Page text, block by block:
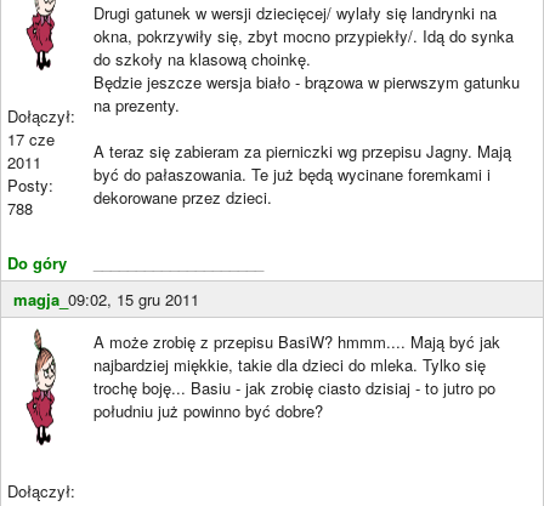
Dołączył:
17 cze
2011
Posty:
788
Do góry
Drugi gatunek w wersji dziecięcej/ wylały się landrynki na
okna, pokrzywiły się, zbyt mocno przypiekły/. Idą do synka
do szkoły na klasową choinkę.
Będzie jeszcze wersja biało - brązowa w pierwszym gatunku
na prezenty.
A teraz się zabieram za pierniczki wg przepisu Jagny. Mają
być do pałaszowania. Te już będą wycinane foremkami i
dekorowane przez dzieci.
magja_ 09:02, 15 gru 2011
Dołączył:
A może zrobię z przepisu BasiW? hmmm.... Mają być jak
najbardziej miękkie, takie dla dzieci do mleka. Tylko się
trochę boję... Basiu - jak zrobię ciasto dzisiaj - to jutro po
południu już powinno być dobre?